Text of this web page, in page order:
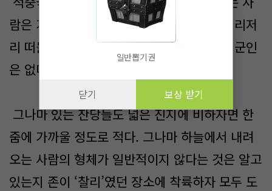
람은 거의 없다. 후퇴 명령을 듣지 못하고 이리저
리 떠돌고 있는 잔당들뿐. 그 중에 리베라의 군인
은 없다.
그나마 있는 잔당들도 넓은 진지에 비하자면 한
줌에 가까울 정도로 적다. 그나마 하늘에서 내려
오는 사람의 형체가 일반적이지 않다는 것은 알고
있는지 존이 ‘찰리’였던 장소에 착륙하자 모두 도
일반뽑기권
닫기 보상 받기